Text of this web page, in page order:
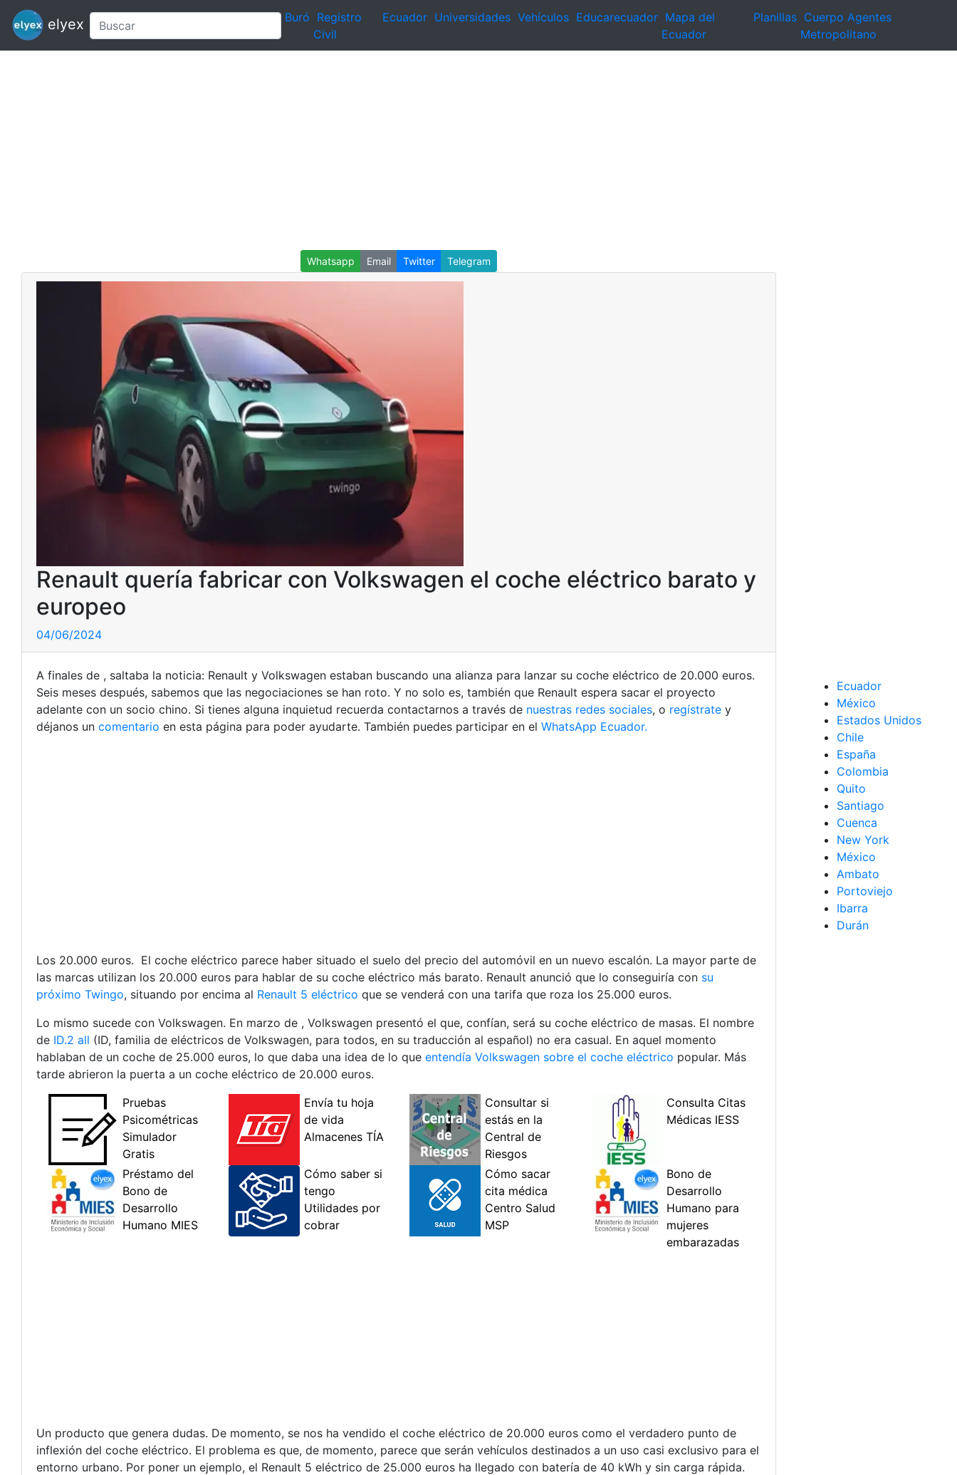
elyex Buró Registro
Civil
Ecuador Universidades Vehículos Educarecuador Mapa del
Ecuador
Planillas Cuerpo Agentes
Metropolitano
Whatsapp Email Twitter Telegram
Renault quería fabricar con Volkswagen el coche eléctrico barato y
europeo
04/06/2024
A finales de , saltaba la noticia: Renault y Volkswagen estaban buscando una alianza para lanzar su coche eléctrico de 20.000 euros.
Seis meses después, sabemos que las negociaciones se han roto. Y no solo es, también que Renault espera sacar el proyecto
adelante con un socio chino. Si tienes alguna inquietud recuerda contactarnos a través de nuestras redes sociales, o regístrate y
déjanos un comentario en esta página para poder ayudarte. También puedes participar en el WhatsApp Ecuador.
Los 20.000 euros. El coche eléctrico parece haber situado el suelo del precio del automóvil en un nuevo escalón. La mayor parte de
las marcas utilizan los 20.000 euros para hablar de su coche eléctrico más barato. Renault anunció que lo conseguiría con su
próximo Twingo, situando por encima al Renault 5 eléctrico que se venderá con una tarifa que roza los 25.000 euros.
Lo mismo sucede con Volkswagen. En marzo de , Volkswagen presentó el que, confían, será su coche eléctrico de masas. El nombre
de ID.2 all (ID, familia de eléctricos de Volkswagen, para todos, en su traducción al español) no era casual. En aquel momento
hablaban de un coche de 25.000 euros, lo que daba una idea de lo que entendía Volkswagen sobre el coche eléctrico popular. Más
tarde abrieron la puerta a un coche eléctrico de 20.000 euros.
Un producto que genera dudas. De momento, se nos ha vendido el coche eléctrico de 20.000 euros como el verdadero punto de
inflexión del coche eléctrico. El problema es que, de momento, parece que serán vehículos destinados a un uso casi exclusivo para el
entorno urbano. Por poner un ejemplo, el Renault 5 eléctrico de 25.000 euros ha llegado con batería de 40 kWh y sin carga rápida.
Ecuador
México
Estados Unidos
Chile
España
Colombia
Quito
Santiago
Cuenca
New York
México
Ambato
Portoviejo
Ibarra
Durán